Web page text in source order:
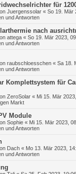
für
Juergenssolar « So 19. Mär
und Antworten
nach
attega « So 19. Mär 2023,
und Antworten
raubschloesschen « Sa 18.
und Antworten
Komplettsystem für
ZeroSolar « Mi 15. Mär
Markt
Module
Sophie « Mi 15. Mär 2023,
und Antworten
Dach « Mo 13. Mär 2023,
und Antworten